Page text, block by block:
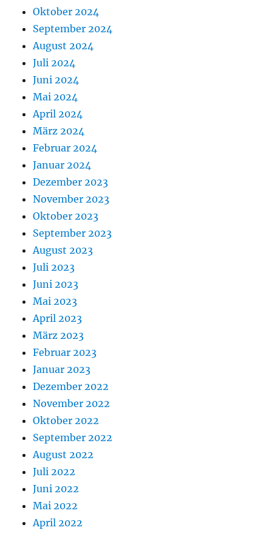
Oktober 2024
September 2024
August 2024
Juli 2024
Juni 2024
Mai 2024
April 2024
März 2024
Februar 2024
Januar 2024
Dezember 2023
November 2023
Oktober 2023
September 2023
August 2023
Juli 2023
Juni 2023
Mai 2023
April 2023
März 2023
Februar 2023
Januar 2023
Dezember 2022
November 2022
Oktober 2022
September 2022
August 2022
Juli 2022
Juni 2022
Mai 2022
April 2022